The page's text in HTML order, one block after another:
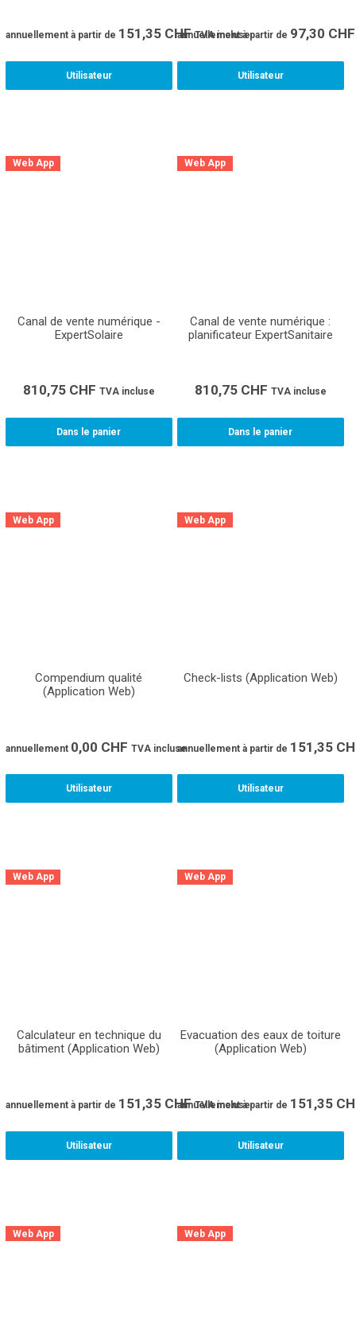
annuellement à partir de 151,35 CHF TVA incluse
Utilisateur
annuellementà partir de 97,30 CHF
Utilisateur
Web App
Canal de vente numérique -
ExpertSolaire
810,75 CHF TVA incluse
Dans le panier
Web App
Canal de vente numérique :
planificateur ExpertSanitaire
810,75 CHF TVA incluse
Dans le panier
Web App
Compendium qualité
(Application Web)
annuellement 0,00 CHF TVA incluse
Utilisateur
Web App
Check-lists (Application Web)
annuellement à partir de 151,35
Utilisateur
Web App
Calculateur en technique du
bâtiment (Application Web)
annuellement à partir de 151,35 CHF TVA incluse
Utilisateur
Web App
Evacuation des eaux de toiture
(Application Web)
annuellementà partir de 151,35
Utilisateur
Web App Web App